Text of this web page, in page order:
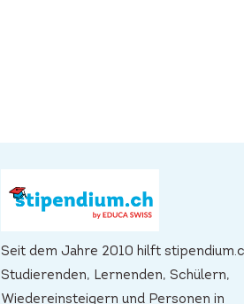
Seit dem Jahre 2010 hilft
Studierenden, Lernenden, Schülern,
Wiedereinsteigern und Personen in